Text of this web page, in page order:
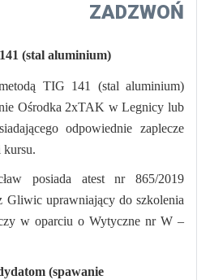
ZADZWOŃ
(stal aluminium)
TIG 141 (stal aluminium)
Ośrodka 2xTAK w Legnicy lub
odpowiednie zaplecze
kursu.
posiada atest nr 865/2019
Gliwic uprawniający do szkolenia
w oparciu o Wytyczne nr W –
(spawanie